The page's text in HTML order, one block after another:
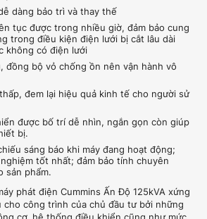
dàng bảo trì và thay thế
tục được trong nhiều giờ, đảm bảo cung
trong điều kiện điện lưới bị cắt lâu dài
không có điện lưới
đồng bộ vỏ chống ồn nên vận hành vô
đem lại hiệu quả kinh tế cho người sử
được bố trí dễ nhìn, ngắn gọn còn giúp
bị.
sáng báo khi máy đang hoạt động;
tốt nhất; đảm bảo tính chuyên
sản phẩm.
phát điện Cummins Ấn Độ 125kVA xứng
cho công trình của chủ đầu tư bởi những